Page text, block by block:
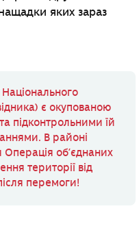
яких зараз
є окупованою
підконтрольними їй
В районі
Операція об’єднаних
території від
перемоги!